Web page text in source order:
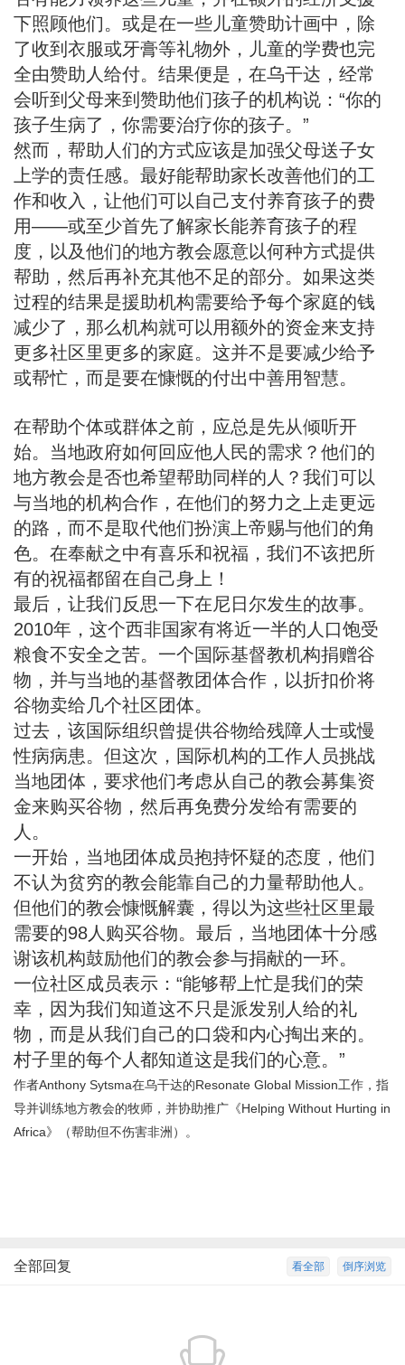
下照顾他们。或是在一些儿童赞助计画中，除
了收到衣服或牙膏等礼物外，儿童的学费也完
全由赞助人给付。结果便是，在乌干达，经常
会听到父母来到赞助他们孩子的机构说：“你的
孩子生病了，你需要治疗你的孩子。”
然而，帮助人们的方式应该是加强父母送子女
上学的责任感。最好能帮助家长改善他们的工
作和收入，让他们可以自己支付养育孩子的费
用——或至少首先了解家长能养育孩子的程
度，以及他们的地方教会愿意以何种方式提供
帮助，然后再补充其他不足的部分。如果这类
过程的结果是援助机构需要给予每个家庭的钱
减少了，那么机构就可以用额外的资金来支持
更多社区里更多的家庭。这并不是要减少给予
或帮忙，而是要在慷慨的付出中善用智慧。
在帮助个体或群体之前，应总是先从倾听开
始。当地政府如何回应他人民的需求？他们的
地方教会是否也希望帮助同样的人？我们可以
与当地的机构合作，在他们的努力之上走更远
的路，而不是取代他们扮演上帝赐与他们的角
色。在奉献之中有喜乐和祝福，我们不该把所
有的祝福都留在自己身上！
最后，让我们反思一下在尼日尔发生的故事。
2010年，这个西非国家有将近一半的人口饱受
粮食不安全之苦。一个国际基督教机构捐赠谷
物，并与当地的基督教团体合作，以折扣价将
谷物卖给几个社区团体。
过去，该国际组织曾提供谷物给残障人士或慢
性病病患。但这次，国际机构的工作人员挑战
当地团体，要求他们考虑从自己的教会募集资
金来购买谷物，然后再免费分发给有需要的
人。
一开始，当地团体成员抱持怀疑的态度，他们
不认为贫穷的教会能靠自己的力量帮助他人。
但他们的教会慷慨解囊，得以为这些社区里最
需要的98人购买谷物。最后，当地团体十分感
谢该机构鼓励他们的教会参与捐献的一环。
一位社区成员表示：“能够帮上忙是我们的荣
幸，因为我们知道这不只是派发别人给的礼
物，而是从我们自己的口袋和内心掏出来的。
村子里的每个人都知道这是我们的心意。”
作者Anthony Sytsma在乌干达的Resonate Global Mission工作，指
导并训练地方教会的牧师，并协助推广《Helping Without Hurting in
Africa》（帮助但不伤害非洲）。
倒序浏览
看全部
全部回复